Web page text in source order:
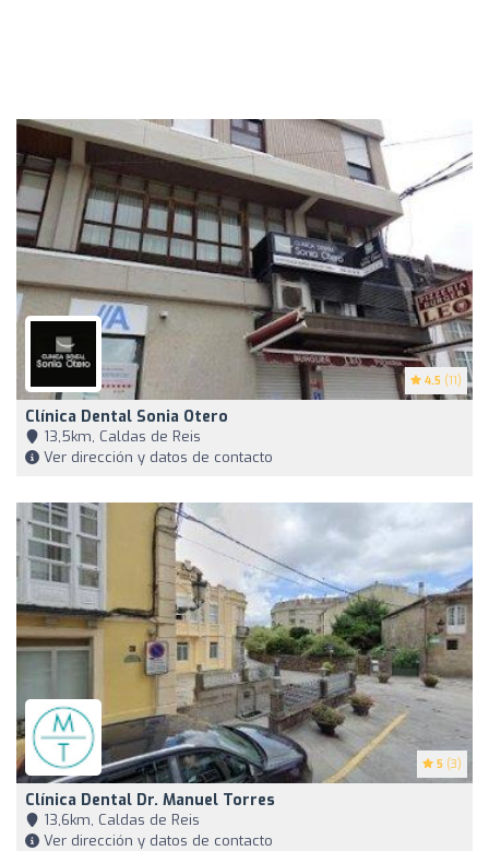
4.5 (11)
Clínica Dental Sonia Otero
13,5km, Caldas de Reis
Ver dirección y datos de contacto
5 (3)
Clínica Dental Dr. Manuel Torres
13,6km, Caldas de Reis
Ver dirección y datos de contacto